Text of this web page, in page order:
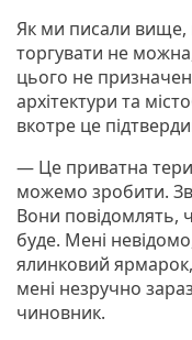
Як ми писали вище,
торгувати не
цього не
архітектури та
вкотре це
— Це приватна
можемо зробити.
Вони повідомлять,
буде. Мені
ялинковий
мені незручно
чиновник.